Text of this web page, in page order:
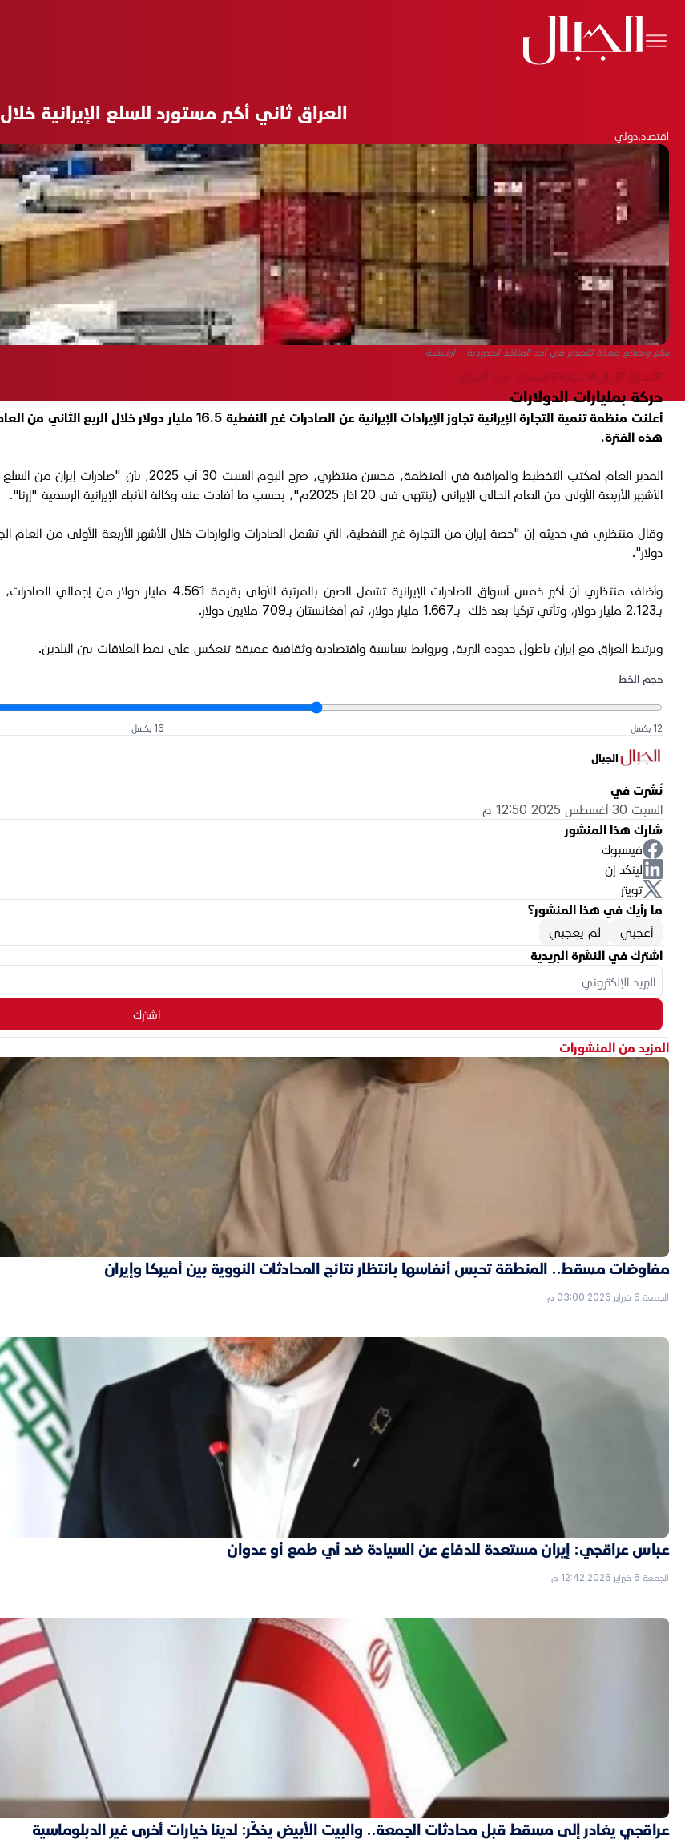
العراق ثاني أكبر مستورد للسلع الإيرانية خلال 2025
اقتصاد،دولي
سلع وبضائع معدّة للتصدير في أحد المنافذ الحدودية - أرشيفية
#العراق#إيران#التجارة#الاستيراد في العراق
حركة بمليارات الدولارات
هذه الفترة.
الأشهر الأربعة الأولى من العام الحالي الإيراني (ينتهي في 20 اذار 2025م"، بحسب ما أفادت عنه وكالة الأنباء الإيرانية الرسمية "إرنا".
دولار".
بـ2.123 مليار دولار، وتأتي تركيا بعد ذلك بـ1.667 مليار دولار، ثم أفغانستان بـ709 ملايين دولار.
ويرتبط العراق مع إيران بأطول حدوده البرية، وبروابط سياسية واقتصادية وثقافية عميقة تنعكس على نمط العلاقات بين البلدين.
حجم الخط
12 بكسل 16 بكسل
الجبال
نُشرت في
السبت 30 أغسطس 2025 12:50 م
شارك هذا المنشور
فيسبوك
لينكد إن
تويتر
ما رأيك في هذا المنشور؟
أعجبني
لم يعجبني
اشترك في النشرة البريدية
اشترك
المزيد من المنشورات
مفاوضات مسقط.. المنطقة تحبس أنفاسها بانتظار نتائج المحادثات النووية بين أميركا وإيران
الجمعة 6 فبراير 2026 03:00 م
عباس عراقجي: إيران مستعدة للدفاع عن السيادة ضد أي طمع أو عدوان
الجمعة 6 فبراير 2026 12:42 م
عراقجي يغادر إلى مسقط قبل محادثات الجمعة.. والبيت الأبيض يذكّر: لدينا خيارات أخرى غير الدبلوماسية